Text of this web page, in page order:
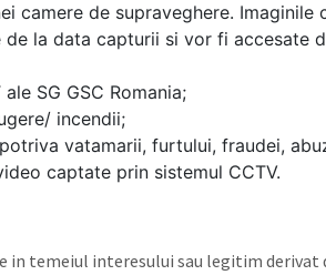
camere de supraveghere.
la data capturii si vor fi accesate
SG GSC Romania;
incendii;
vatamarii, furtului, fraudei,
captate prin sistemul CCTV.
in temeiul interesului sau legitim